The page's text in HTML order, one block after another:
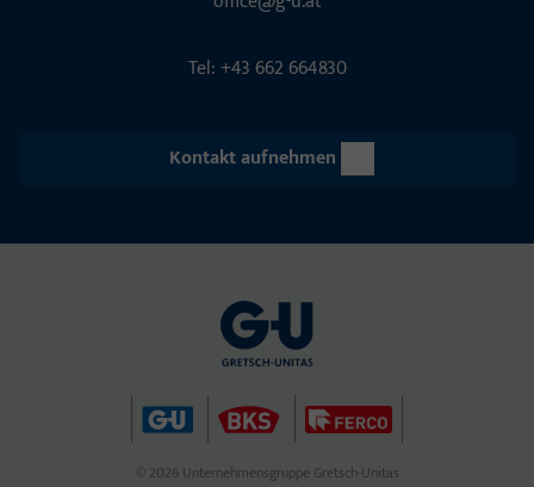
Tel: +43 662 664830
Kontakt aufnehmen
© 2026 Unternehmensgruppe Gretsch-Unitas